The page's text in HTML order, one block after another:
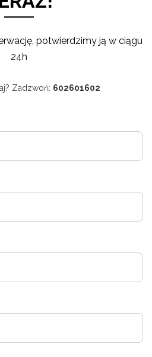
potwierdzimy ją w ciągu
24h
Zadzwoń: 602601602